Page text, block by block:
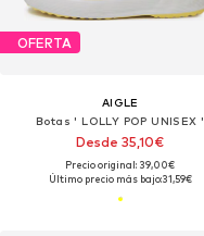
OFERTA
AIGLE
Botas ' LOLLY POP UNISEX '
Desde 35,10€
Precio original: 39,00€
Último precio más bajo:31,59€